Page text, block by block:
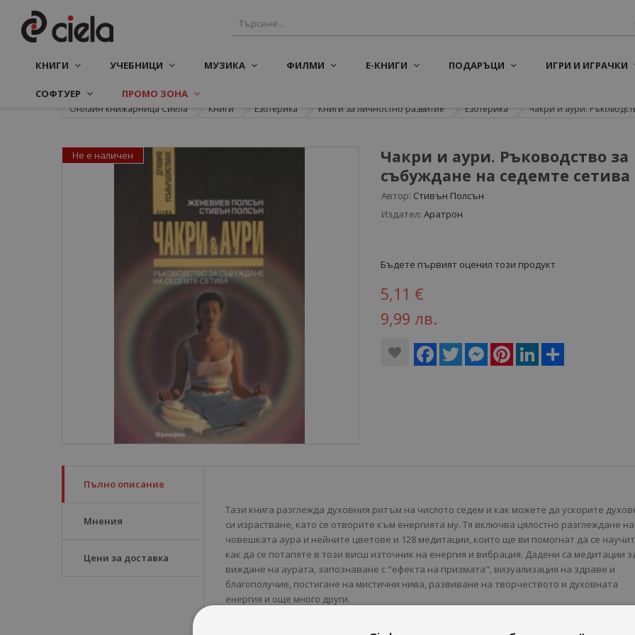
КНИГИ УЧЕБНИЦИ МУЗИКА ФИЛМИ Е-КНИГИ ПОДАРЪЦИ ИГРИ И ИГРАЧКИ
СОФТУЕР ПРОМО ЗОНА
Онлайн книжарница Сиела Книги Езотерика Книги за личностно развитие Езотерика Чакри и аури.
Чакри и аури. Ръководство за
събуждане на седемте сетива
Автор: Стивън Полсън
Издател: Аратрон
Бъдете първият оценил този продукт
5,11 €
9,99 лв.
Facebook
Twitter MessengerPinterestLinkedIn
Не е наличен
Пълно описание
Мнения
Цени за доставка
Тази книга разглежда духовния ритъм на числото седем и как можете да ускорите
си израстване, като се отворите към енергията му. Тя включва цялостно разглеждане на
човешката аура и нейните цветове и 128 медитации, които ще ви помогнат да се
как да се потапяте в този висш източник на енергия и вибрация. Дадени са медитации
виждане на аурата, запознаване с "ефекта на призмата", визуализация на здраве и
благополучие, постигане на мистични нива, развиване на творчеството и духовната
енергия и още много други.